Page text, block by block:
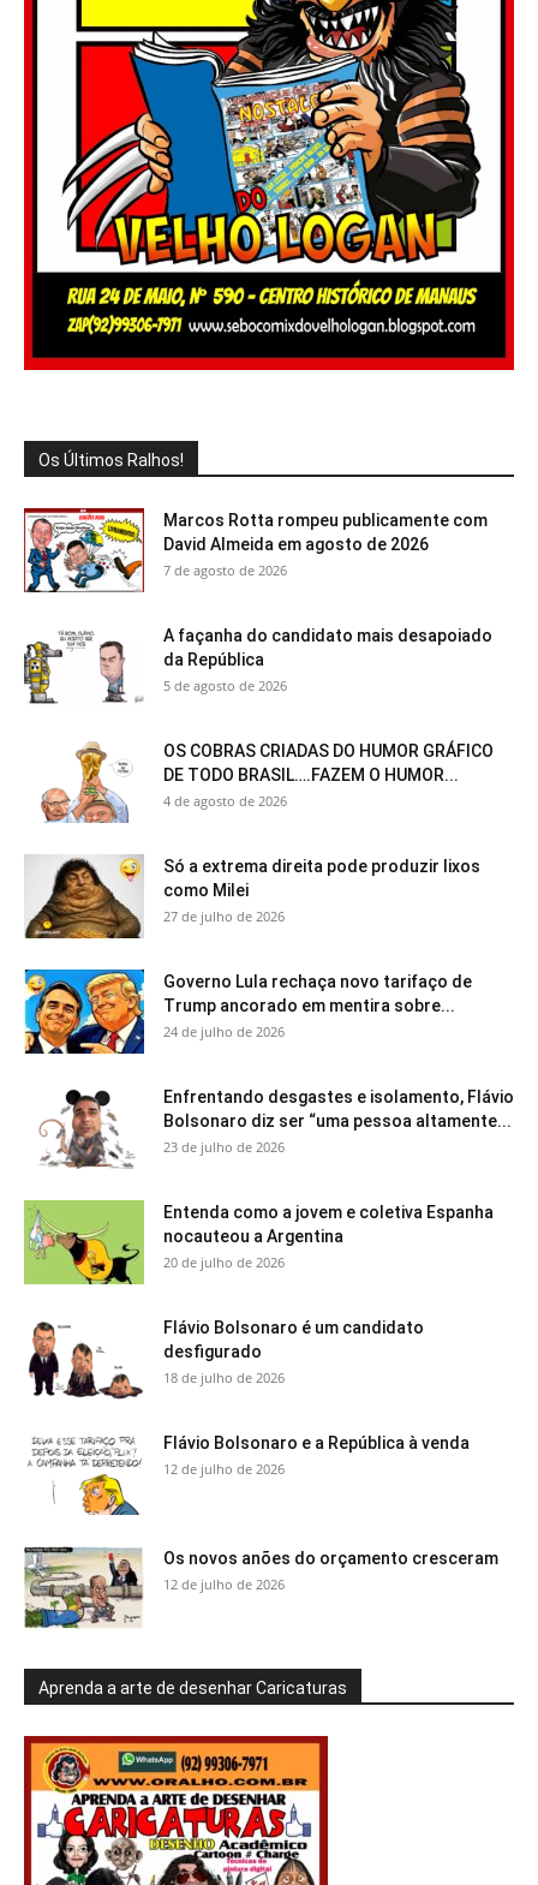
Os Últimos Ralhos!
Marcos Rotta rompeu publicamente com
David Almeida em agosto de 2026
7 de agosto de 2026
A façanha do candidato mais desapoiado
da República
5 de agosto de 2026
OS COBRAS CRIADAS DO HUMOR GRÁFICO
DE TODO BRASIL….FAZEM O HUMOR...
4 de agosto de 2026
Só a extrema direita pode produzir lixos
como Milei
27 de julho de 2026
Governo Lula rechaça novo tarifaço de
Trump ancorado em mentira sobre...
24 de julho de 2026
Enfrentando desgastes e isolamento, Flávio
Bolsonaro diz ser “uma pessoa altamente...
23 de julho de 2026
Entenda como a jovem e coletiva Espanha
nocauteou a Argentina
20 de julho de 2026
Flávio Bolsonaro é um candidato
desfigurado
18 de julho de 2026
Flávio Bolsonaro e a República à venda
12 de julho de 2026
Os novos anões do orçamento cresceram
12 de julho de 2026
Aprenda a arte de desenhar Caricaturas